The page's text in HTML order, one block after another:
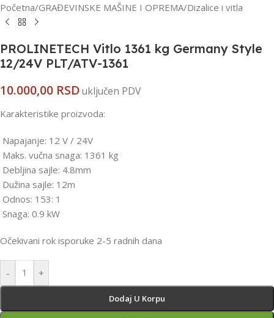
Početna/GRAĐEVINSKE MAŠINE I OPREMA/Dizalice i vitla
PROLINETECH Vitlo 1361 kg Germany Style
12/24V PLT/ATV-1361
10.000,00 RSDuključen PDV
Karakteristike proizvoda:
Napajanje: 12 V / 24V
Maks. vučna snaga: 1361 kg
Debljina sajle: 4.8mm
Dužina sajle: 12m
Odnos: 153: 1
Snaga: 0.9 kW
Očekivani rok isporuke 2-5 radnih dana
- +
Dodaj U Korpu